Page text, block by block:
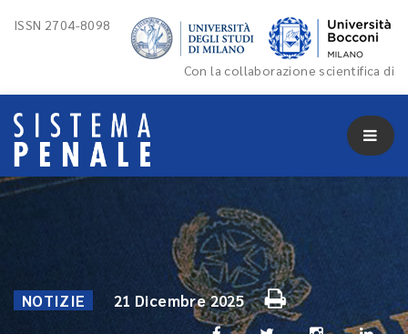
ISSN 2704-8098
Con la collaborazione scientifica di
NOTIZIE 21 Dicembre 2025